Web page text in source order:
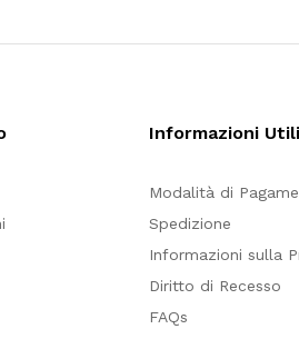
Informazioni Utili
Modalità di
Spedizione
Informazioni sulla
Diritto di Recesso
FAQs